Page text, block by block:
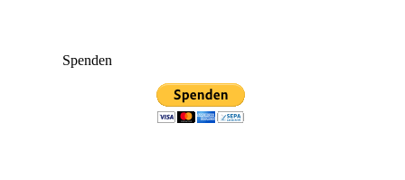
Spenden